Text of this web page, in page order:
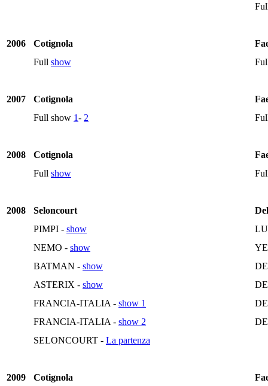
2006 Cotignola
Full show
2007 Cotignola
Full show 1- 2
2008 Cotignola
Full show
2008 Seloncourt
PIMPI - show
NEMO - show
BATMAN - show
ASTERIX - show
FRANCIA-ITALIA - show 1
FRANCIA-ITALIA - show 2
SELONCOURT - La partenza
2009 Cotignola